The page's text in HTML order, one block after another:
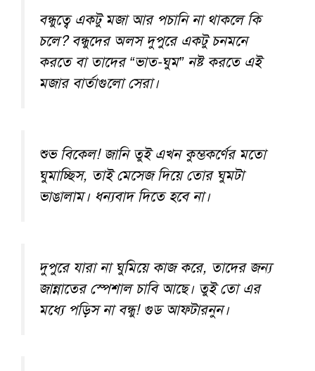
বন্ধুত্বে একটু মজা আর পচানি না থাকলে কি
চলে? বন্ধুদের অলস দুপুরে একটু চনমনে
করতে বা তাদের “ভাত-ঘুম” নষ্ট করতে এই
মজার বার্তাগুলো সেরা।
শুভ বিকেল! জানি তুই এখন কুম্ভকর্ণের মতো
ঘুমাচ্ছিস, তাই মেসেজ দিয়ে তোর ঘুমটা
ভাঙালাম। ধন্যবাদ দিতে হবে না।
দুপুরে যারা না ঘুমিয়ে কাজ করে, তাদের জন্য
জান্নাতের স্পেশাল চাবি আছে। তুই তো এর
মধ্যে পড়িস না বন্ধু! গুড আফটারনুন।